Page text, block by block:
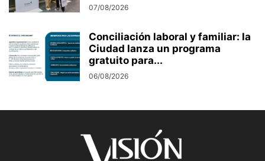
07/08/2026
Conciliación laboral y familiar: la
Ciudad lanza un programa
gratuito para...
06/08/2026